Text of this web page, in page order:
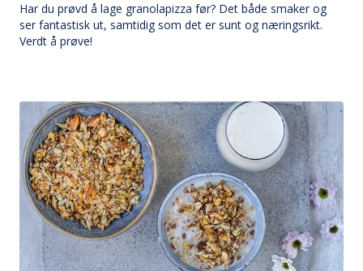
Har du prøvd å lage granolapizza før? Det både smaker og
ser fantastisk ut, samtidig som det er sunt og næringsrikt.
Verdt å prøve!